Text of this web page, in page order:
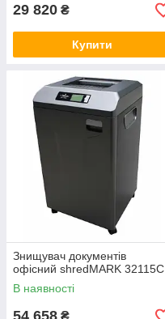
29 820 ₴
Купити
Знищувач документів
офісний shredMARK 32115C
В наявності
₴